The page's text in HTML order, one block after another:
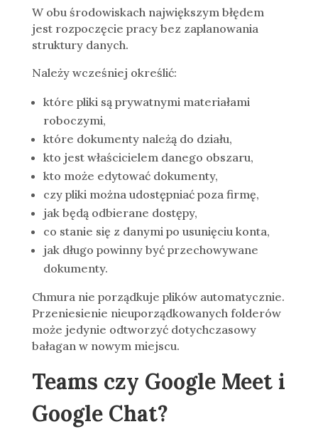
W obu środowiskach największym błędem
jest rozpoczęcie pracy bez zaplanowania
struktury danych.
Należy wcześniej określić:
które pliki są prywatnymi materiałami
roboczymi,
które dokumenty należą do działu,
kto jest właścicielem danego obszaru,
kto może edytować dokumenty,
czy pliki można udostępniać poza firmę,
jak będą odbierane dostępy,
co stanie się z danymi po usunięciu konta,
jak długo powinny być przechowywane
dokumenty.
Chmura nie porządkuje plików automatycznie.
Przeniesienie nieuporządkowanych folderów
może jedynie odtworzyć dotychczasowy
bałagan w nowym miejscu.
Teams czy Google Meet i
Google Chat?